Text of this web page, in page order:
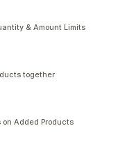
& Amount Limits
together
Added Products